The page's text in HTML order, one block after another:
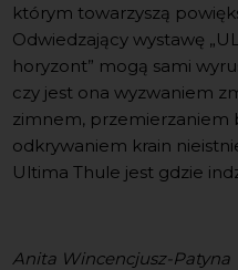
którym towarzyszą
Odwiedzający wystawę
horyzont” mogą sami
czy jest ona wyzwaniem
zimnem, przemierzaniem
odkrywaniem krain
Ultima Thule jest gdzie
Anita Wincencjusz-Patyna